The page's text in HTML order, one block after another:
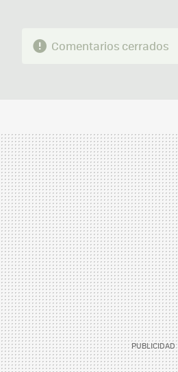
Comentarios cerrados